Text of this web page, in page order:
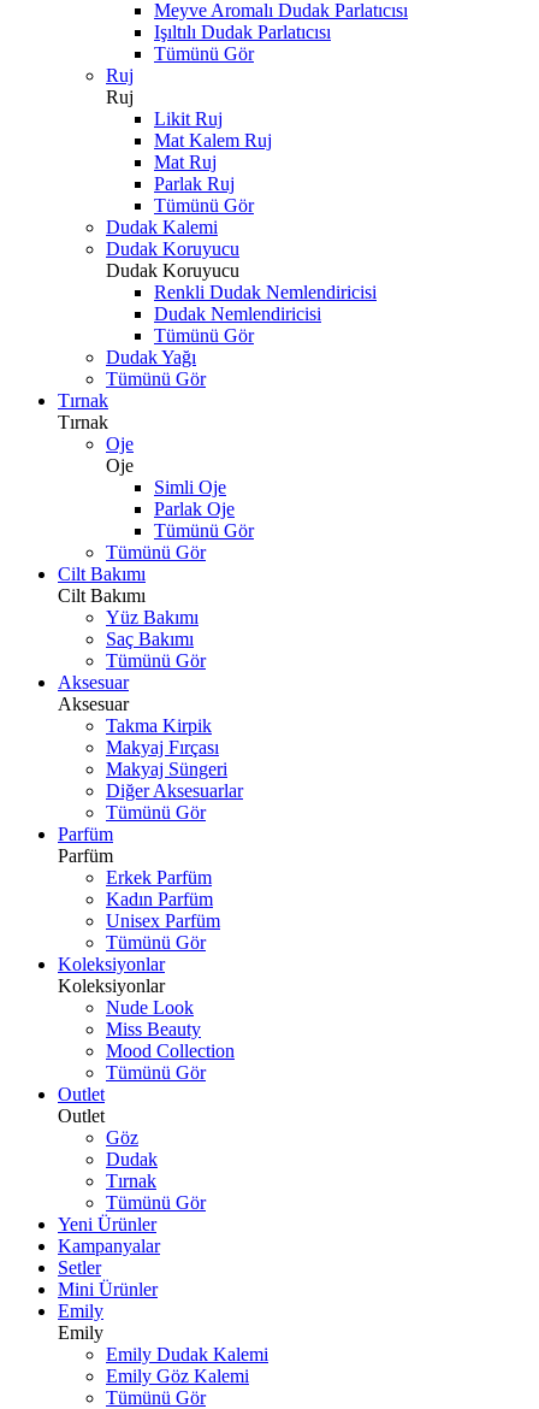
Meyve Aromalı Dudak Parlatıcısı
Işıltılı Dudak Parlatıcısı
Tümünü Gör
Ruj
Ruj
Likit Ruj
Mat Kalem Ruj
Mat Ruj
Parlak Ruj
Tümünü Gör
Dudak Kalemi
Dudak Koruyucu
Dudak Koruyucu
Renkli Dudak Nemlendiricisi
Dudak Nemlendiricisi
Tümünü Gör
Dudak Yağı
Tümünü Gör
Tırnak
Tırnak
Oje
Oje
Simli Oje
Parlak Oje
Tümünü Gör
Tümünü Gör
Cilt Bakımı
Cilt Bakımı
Yüz Bakımı
Saç Bakımı
Tümünü Gör
Aksesuar
Aksesuar
Takma Kirpik
Makyaj Fırçası
Makyaj Süngeri
Diğer Aksesuarlar
Tümünü Gör
Parfüm
Parfüm
Erkek Parfüm
Kadın Parfüm
Unisex Parfüm
Tümünü Gör
Koleksiyonlar
Koleksiyonlar
Nude Look
Miss Beauty
Mood Collection
Tümünü Gör
Outlet
Outlet
Göz
Dudak
Tırnak
Tümünü Gör
Yeni Ürünler
Kampanyalar
Setler
Mini Ürünler
Emily
Emily
Emily Dudak Kalemi
Emily Göz Kalemi
Tümünü Gör